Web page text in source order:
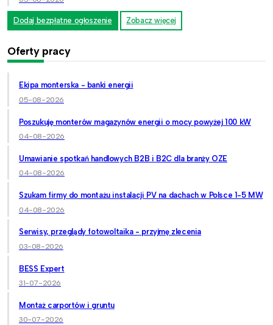
Dodaj bezpłatne ogłoszenie Zobacz więcej
Oferty pracy
Ekipa monterska - banki energii
05-08-2026
Poszukuję monterów magazynów energii o mocy powyżej 100 kW
04-08-2026
Umawianie spotkań handlowych B2B i B2C dla branży OZE
04-08-2026
Szukam firmy do montażu instalacji PV na dachach w Polsce 1-5 MW
04-08-2026
Serwisy, przeglądy fotowoltaika - przyjmę zlecenia
03-08-2026
BESS Expert
31-07-2026
Montaż carportów i gruntu
30-07-2026